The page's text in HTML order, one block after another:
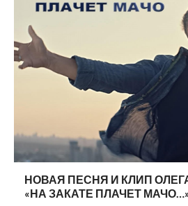
НОВАЯ ПЕСНЯ И КЛИП
«НА ЗАКАТЕ ПЛАЧЕТ